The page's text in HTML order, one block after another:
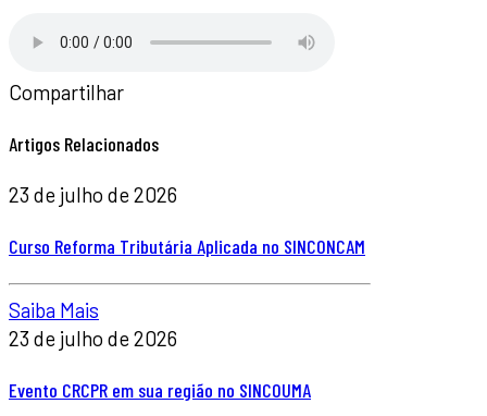
Compartilhar
Artigos Relacionados
23 de julho de 2026
Curso Reforma Tributária Aplicada no SINCONCAM
Saiba Mais
23 de julho de 2026
Evento CRCPR em sua região no SINCOUMA